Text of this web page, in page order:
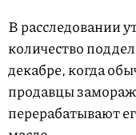
В расследовании
количество
декабре, когда
продавцы
перерабатывают